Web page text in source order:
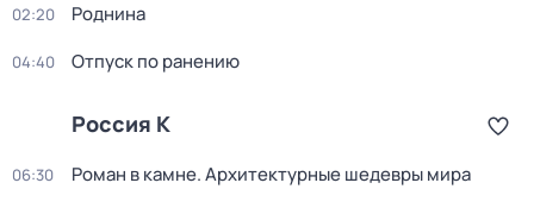
02:20 Роднина
04:40 Отпуск по ранению
Россия К
06:30 Роман в камне. Архитектурные шедевры мира